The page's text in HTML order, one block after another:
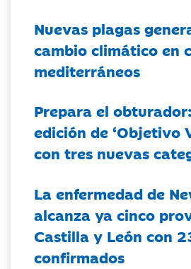
Nuevas plagas
cambio climático en
mediterráneos
Prepara el
edición de ‘Objetivo
con tres nuevas
La enfermedad de
alcanza ya cinco
Castilla y León con
confirmados